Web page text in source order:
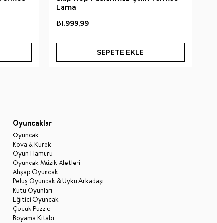
Lama
₺1.999,99
SEPETE EKLE
Oyuncaklar
Oyuncak
Kova & Kürek
Oyun Hamuru
Oyuncak Müzik Aletleri
Ahşap Oyuncak
Peluş Oyuncak & Uyku Arkadaşı
Kutu Oyunları
Eğitici Oyuncak
Çocuk Puzzle
Boyama Kitabı